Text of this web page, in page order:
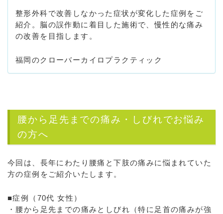
整形外科で改善しなかった症状が変化した症例をご
紹介。脳の誤作動に着目した施術で、慢性的な痛み
の改善を目指します。
福岡のクローバーカイロプラクティック
腰から足先までの痛み・しびれでお悩み
の方へ
今回は、長年にわたり腰痛と下肢の痛みに悩まれていた
方の症例をご紹介いたします。
■症例（70代 女性）
・腰から足先までの痛みとしびれ（特に足首の痛みが強